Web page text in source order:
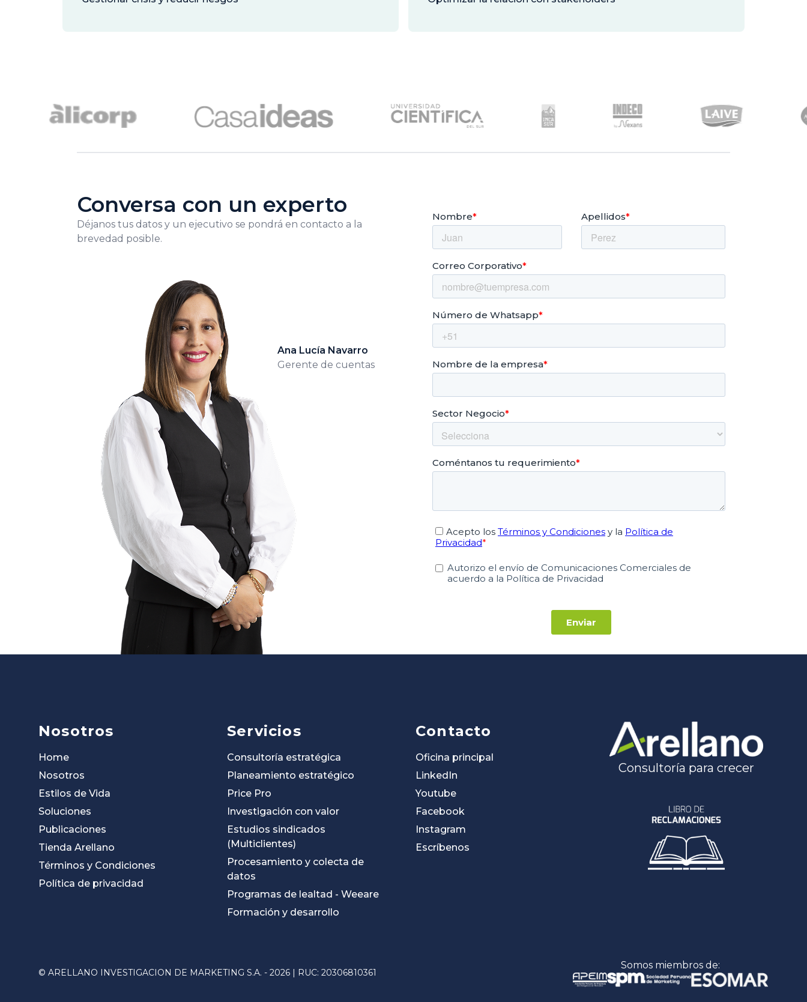
Conversa con un experto
Déjanos tus datos y un ejecutivo se pondrá en contacto a la
brevedad posible.
Ana Lucía Navarro
Gerente de cuentas
Nosotros
Home
Nosotros
Estilos de Vida
Soluciones
Publicaciones
Tienda Arellano
Términos y Condiciones
Política de privacidad
Servicios
Consultoría estratégica
Planeamiento estratégico
Price Pro
Investigación con valor
Estudios sindicados
(Multiclientes)
Procesamiento y colecta de
datos
Programas de lealtad - Weeare
Formación y desarrollo
Contacto
Oficina principal
LinkedIn
Youtube
Facebook
Instagram
Escríbenos
Consultoría para crecer
© ARELLANO INVESTIGACION DE MARKETING S.A. - 2026 | RUC: 20306810361
Somos miembros de: